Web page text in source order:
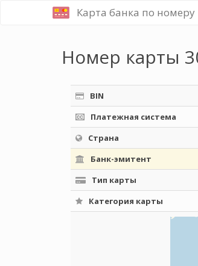
Карта банка по номеру
Номер карты
BIN
Платежная система
Страна
Банк-эмитент
Тип карты
Категория карты